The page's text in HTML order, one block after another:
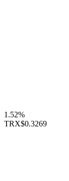
1.52%
TRX$0.3269